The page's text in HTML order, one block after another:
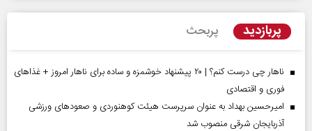
پربازدید پربحث
ناهار چی درست کنم؟ | ۲۰ پیشنهاد خوشمزه و ساده برای ناهار امروز + غذاهای
فوری و اقتصادی
امیرحسین بهداد به عنوان سرپرست هیئت کوهنوردی و صعودهای ورزشی
آذربایجان شرقی منصوب شد